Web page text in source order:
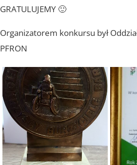
GRATULUJEMY 🙂
Organizatorem konkursu był
PFRON